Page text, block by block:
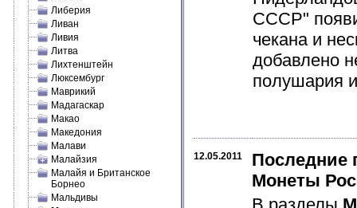
Либерия
Ливан
Ливия
Литва
Лихтенштейн
Люксембург
Маврикий
Мадагаскар
Макао
Македония
Малави
Малайзия
Малайя и Британское
Борнео
Мальдивы
СССР"
чекана и
добавлено
полушария
12.05.2011
Последние
Монеты